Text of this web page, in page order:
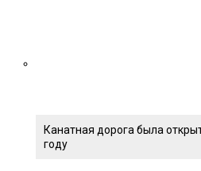
Канатная дорога была
году